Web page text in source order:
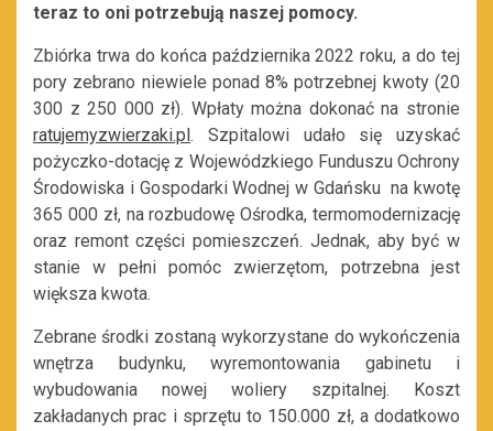
teraz to oni potrzebują naszej pomocy.
Zbiórka trwa do końca października 2022 roku, a do tej
pory zebrano niewiele ponad 8% potrzebnej kwoty (20
300 z 250 000 zł). Wpłaty można dokonać na stronie
ratujemyzwierzaki.pl . Szpitalowi udało się uzyskać
pożyczko-dotację z Wojewódzkiego Funduszu Ochrony
Środowiska i Gospodarki Wodnej w Gdańsku na kwotę
365 000 zł, na rozbudowę Ośrodka, termomodernizację
oraz remont części pomieszczeń. Jednak, aby być w
stanie w pełni pomóc zwierzętom, potrzebna jest
większa kwota.
Zebrane środki zostaną wykorzystane do wykończenia
wnętrza budynku, wyremontowania gabinetu i
wybudowania nowej woliery szpitalnej. Koszt
zakładanych prac i sprzętu to 150.000 zł, a dodatkowo